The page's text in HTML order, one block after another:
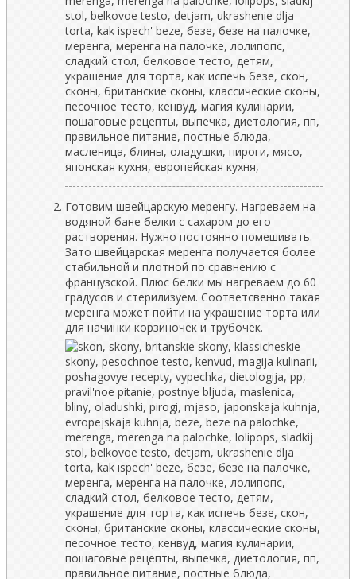
Готовим швейцарскую меренгу. Нагреваем на
водяной бане белки с сахаром до его
растворения. Нужно постоянно помешивать.
Зато швейцарская меренга получается более
стабильной и плотной по сравнению с
французской. Плюс белки мы нагреваем до 60
градусов и стерилизуем. Соответсвенно такая
меренга может пойти на украшение торта или
для начинки корзиночек и трубочек.